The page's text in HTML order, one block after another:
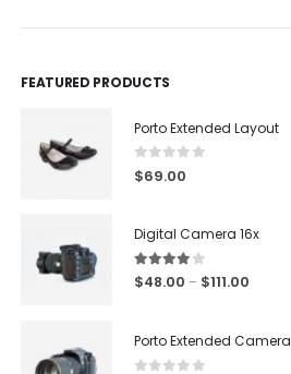
FEATURED PRODUCTS
Porto Extended Layout
0 out of 5
$69.00
Digital Camera 16x
4.00out of 5
$48.00 – $111.00
Porto Extended Camera